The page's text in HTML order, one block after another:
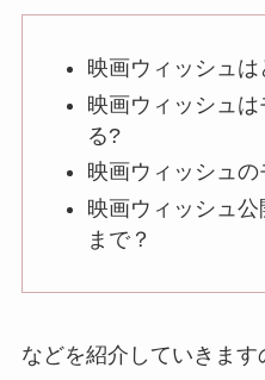
映画ウィッシュ
映画ウィッシュ
る?
映画ウィッシュ
映画ウィッシュ
まで？
などを紹介していきま